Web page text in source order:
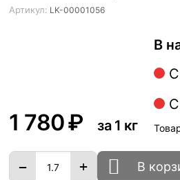
Артикул: LK-00001056
1 780₽ за 1 кг
В
+
− В